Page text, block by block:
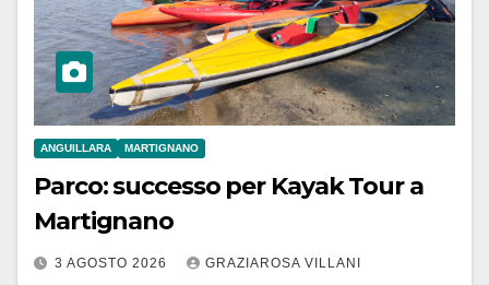
ANGUILLARA MARTIGNANO
Parco: successo per Kayak Tour a
Martignano
3 AGOSTO 2026 GRAZIAROSA VILLANI